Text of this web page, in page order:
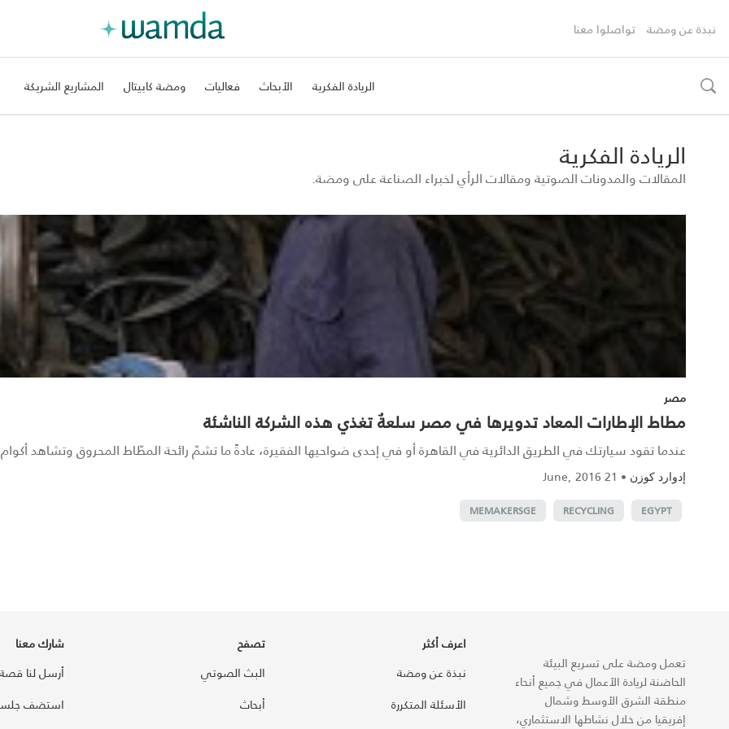
نبذة عن ومضة تواصلوا معنا
toggle
الريادة الفكرية الأبحاث فعاليات ومضة كابيتال المشاريع الشريكة
الريادة الفكرية
المقالات والمدونات الصوتية ومقالات الرأي لخبراء الصناعة على ومضة.
مصر
مطاط الإطارات المعاد تدويرها في مصر سلعةٌ تغذي هذه الشركة الناشئة
عندما تقود سيارتك في الطريق الدائرية في القاهرة أو في إحدى ضواحيها الفقيرة، عادةً ما تشمّ رائحة المطّاط المحروق وتشاهد
إدوارد كوزن •
21 June, 2016
EGYPT
RECYCLING
MEMAKERSGE
تعمل ومضة على تسريع البيئة
الحاضنة لريادة الأعمال في جميع أنحاء
منطقة الشرق الأوسط وشمال
إفريقيا من خلال نشاطها الاستثماري،
اعرف أكثر
نبذة عن ومضة
الأسئلة المتكررة
تصفح
البث الصوتي
أبحاث
شارك معنا
أرسل لنا قصة
استضف